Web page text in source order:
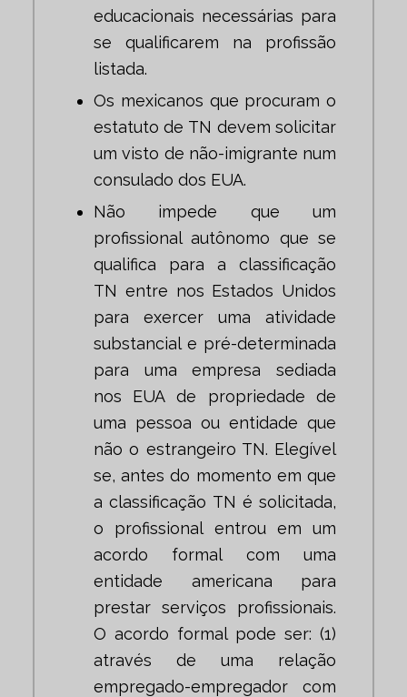
educacionais necessárias para
se qualificarem na profissão
listada.
Os mexicanos que procuram o
estatuto de TN devem solicitar
um visto de não-imigrante num
consulado dos EUA.
Não impede que um
profissional autônomo que se
qualifica para a classificação
TN entre nos Estados Unidos
para exercer uma atividade
substancial e pré-determinada
para uma empresa sediada
nos EUA de propriedade de
uma pessoa ou entidade que
não o estrangeiro TN. Elegível
se, antes do momento em que
a classificação TN é solicitada,
o profissional entrou em um
acordo formal com uma
entidade americana para
prestar serviços profissionais.
O acordo formal pode ser: (1)
através de uma relação
empregado-empregador com